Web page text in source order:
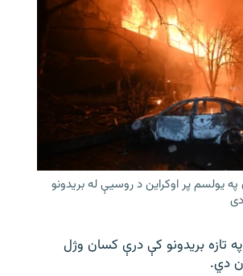
یولسم پر اوکراین د روسیې له بریدونو
تازه بریدونو کې درې کسان وژل
دي.